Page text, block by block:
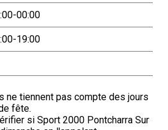
00:00
19:00
ne tiennent pas compte des jours
fête.
si Sport 2000 Pontcharra Sur